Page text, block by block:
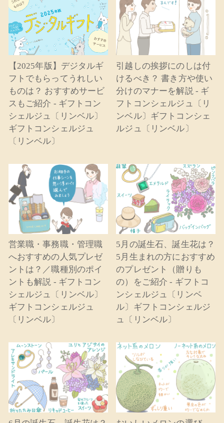
【2025年版】デジタルギ
フトでもらってうれしい
ものは？ おすすめサービ
スもご紹介 - ギフトコン
シェルジュ〔リンベル〕
ギフトコンシェルジュ
〔リンベル〕
引越しの挨拶にのしは付
けるべき？ 書き方や使い
分けのマナーを解説 - ギ
フトコンシェルジュ〔リ
ンベル〕ギフトコンシェ
ルジュ〔リンベル〕
営業職・事務職・管理職
へおすすめの人気プレゼ
ントは？／職種別のポイ
ントも解説 - ギフトコン
シェルジュ〔リンベル〕
ギフトコンシェルジュ
〔リンベル〕
5月の誕生石、誕生花は？
5月生まれの方におすすめ
のプレゼント（贈りも
の）をご紹介 - ギフトコ
ンシェルジュ〔リンベ
ル〕ギフトコンシェルジ
ュ〔リンベル〕